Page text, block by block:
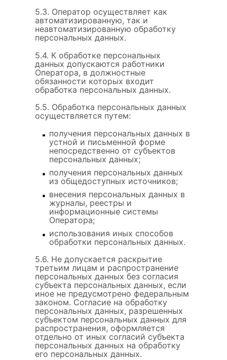
5.3. Оператор осуществляет как
автоматизированную, так и
неавтоматизированную обработку
персональных данных.
5.4. К обработке персональных
данных допускаются работники
Оператора, в должностные
обязанности которых входит
обработка персональных данных.
5.5. Обработка персональных данных
осуществляется путем:
получения персональных данных в
устной и письменной форме
непосредственно от субъектов
персональных данных;
получения персональных данных
из общедоступных источников;
внесения персональных данных в
журналы, реестры и
информационные системы
Оператора;
использования иных способов
обработки персональных данных.
5.6. Не допускается раскрытие
третьим лицам и распространение
персональных данных без согласия
субъекта персональных данных, если
иное не предусмотрено федеральным
законом. Согласие на обработку
персональных данных, разрешенных
субъектом персональных данных для
распространения, оформляется
отдельно от иных согласий субъекта
персональных данных на обработку
его персональных данных.